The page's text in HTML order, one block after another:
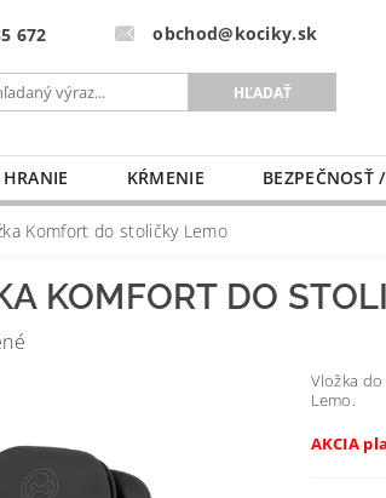
672 obchod@kociky.sk
HRANIE KŔMENIE BEZPEČNOSŤ
A VÝŽIVA
Komfort do stoličky Lemo
KOMFORT DO
Vložka
Lemo.
AKCIA